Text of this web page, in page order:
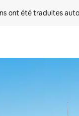
ont été traduites